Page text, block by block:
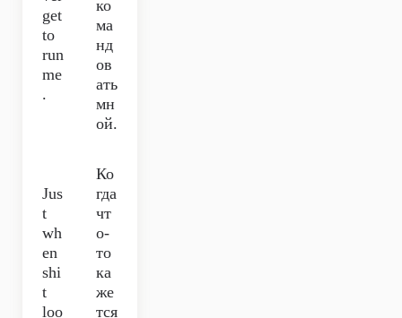
get
to
run
me
.
ко
ма
нд
ов
ать
мн
ой.
Jus
t
wh
en
shi
t
loo
Ко
гда
чт
о-
то
ка
же
тся